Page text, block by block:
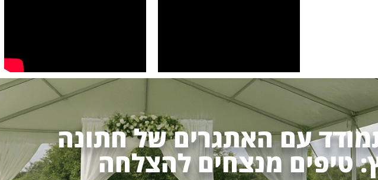
עם האתגרים של חתונה
טיפים מנצחים להצלחה